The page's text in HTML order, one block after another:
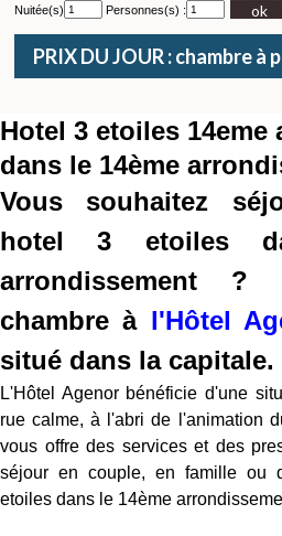
Nuitée(s) Personnes(s) : ok
PRIX DU JOUR : chambre à
Hotel 3 etoiles 14eme
dans le 14ème
Vous souhaitez
hotel 3 etoiles
arrondissement ?
chambre à l'Hôtel
situé dans la capitale.
L'Hôtel Agenor bénéficie d'une
rue calme, à l'abri de l'animation
vous offre des services et des
séjour en couple, en famille ou
etoiles dans le 14ème